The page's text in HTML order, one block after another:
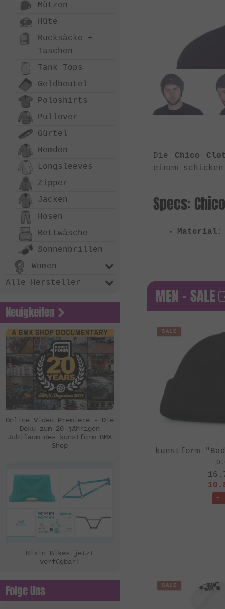
Die Chico
einem
Specs:
Material :
MEN - SALE
SALE
kunstform
-
SALE
Mützen
Hüte
Rucksäcke +
Taschen
Tank Tops
Geldbeutel
Poloshirts
Pullover
Gürtel
Hemden
Long­sleeves
Zipper
Jacken
Hosen
Bettwäsche
Sonnenbrillen
Women
Alle Hersteller
Neuigkeiten
Online Video Premiere - Die
Doku zum 20-jährigen
Jubiläum des kunstform BMX
Shop
Rixin Bikes jetzt
verfügbar!
Folge Uns